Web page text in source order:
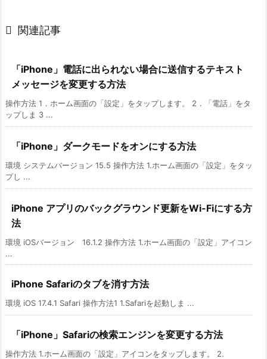
 関連記事
「iPhone」電話に出られない場合に送信するテキスト
メッセージを変更する方法
操作方法 1．ホーム画面の「設定」をタップします。 2．「電話」をタ
ップしま 3 ...
「iPhone」ダークモードをオンにする方法
環境 システムバージョン 15.5 操作方法 1.ホーム画面の「設定」をタッ
プし ...
iPhone アプリのバックグラウンド更新をWi-Fiにする方
法
環境 iOSバージョン 16.1.2 操作方法 1.ホーム画面の「設定」アイコン
...
iPhone Safariのタブを消す方法
環境 iOS 17.4.1 Safari 操作方法1 1.Safariを起動しま ...
「iPhone」Safariの検索エンジンを変更する方法
操作方法 1.ホーム画面の「設定」アイコンをタップします。 2.